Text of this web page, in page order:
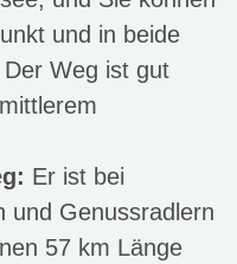
und in beide
Weg ist gut
Er ist bei
und Genussradlern
57 km Länge